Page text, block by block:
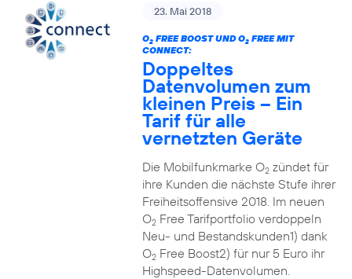
23. Mai 2018
O2FREE BOOST UND O2FREE MIT
CONNECT:
Doppeltes
Datenvolumen zum
kleinen Preis – Ein
Tarif für alle
vernetzten Geräte
Die Mobilfunkmarke O2zündet für
ihre Kunden die nächste Stufe ihrer
Freiheitsoffensive 2018. Im neuen
O2Free Tarifportfolio verdoppeln
Neu- und Bestandskunden1) dank
O2Free Boost2) für nur 5 Euro ihr
Highspeed-Datenvolumen.